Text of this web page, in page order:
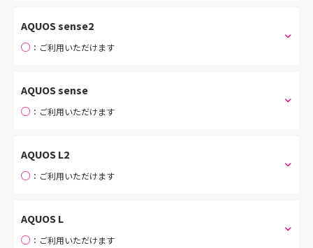
AQUOS sense2
○ ：ご利用いただけます
AQUOS sense
○ ：ご利用いただけます
AQUOS L2
○ ：ご利用いただけます
AQUOS L
○ ：ご利用いただけます